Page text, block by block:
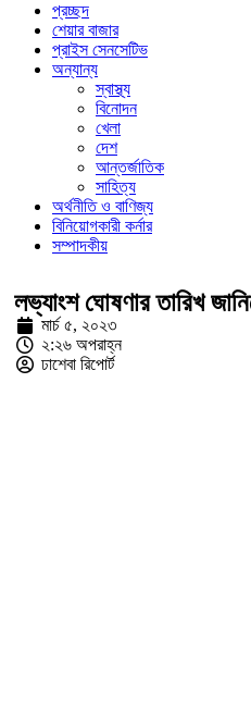
প্রচ্ছদ
শেয়ার বাজার
প্রাইস সেনসেটিভ
অন্যান্য
স্বাস্থ্য
বিনোদন
খেলা
দেশ
আন্তর্জাতিক
সাহিত্য
অর্থনীতি ও বাণিজ্য
বিনিয়োগকারী কর্নার
সম্পাদকীয়
লভ্যাংশ ঘোষণার তারিখ
মার্চ ৫, ২০২৩
২:২৬ অপরাহ্ন
ঢাশেবা রিপোর্ট